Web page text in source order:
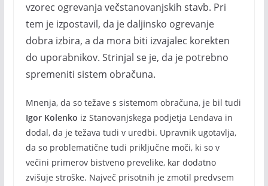
vzorec ogrevanja večstanovanjskih stavb. Pri
tem je izpostavil, da je daljinsko ogrevanje
dobra izbira, a da mora biti izvajalec korekten
do uporabnikov. Strinjal se je, da je potrebno
spremeniti sistem obračuna.
Mnenja, da so težave s sistemom obračuna, je bil tudi
Igor Kolenko iz Stanovanjskega podjetja Lendava in
dodal, da je težava tudi v uredbi. Upravnik ugotavlja,
da so problematične tudi priključne moči, ki so v
večini primerov bistveno prevelike, kar dodatno
zvišuje stroške. Največ prisotnih je zmotil predvsem